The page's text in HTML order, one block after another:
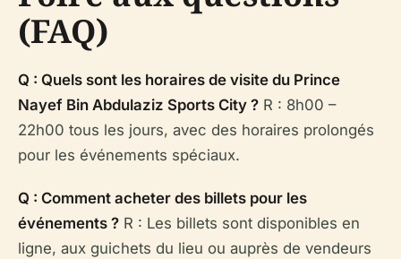
(FAQ)
Q : Quels sont les horaires de visite du Prince
Nayef Bin Abdulaziz Sports City ? R : 8h00 –
22h00 tous les jours, avec des horaires prolongés
pour les événements spéciaux.
Q : Comment acheter des billets pour les
événements ? R : Les billets sont disponibles en
ligne, aux guichets du lieu ou auprès de vendeurs